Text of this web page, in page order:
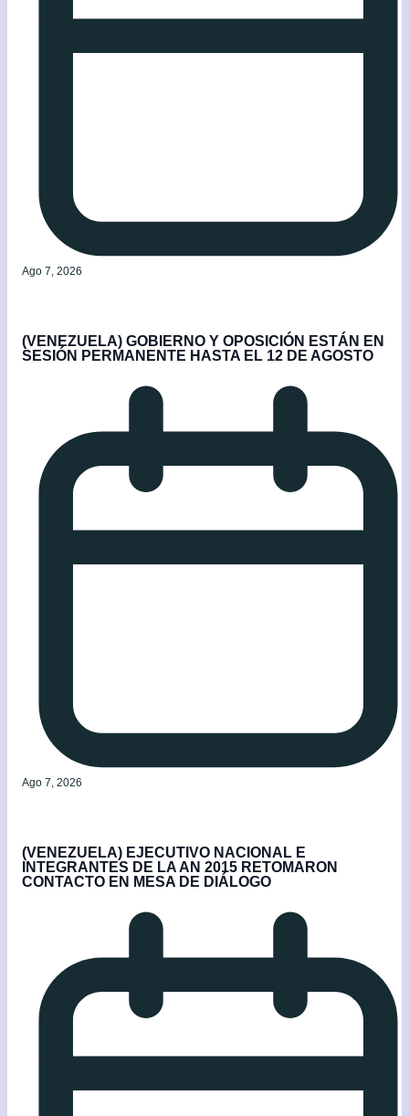
Ago 7, 2026
(VENEZUELA) GOBIERNO Y OPOSICIÓN ESTÁN EN
SESIÓN PERMANENTE HASTA EL 12 DE AGOSTO
Ago 7, 2026
(VENEZUELA) EJECUTIVO NACIONAL E
INTEGRANTES DE LA AN 2015 RETOMARON
CONTACTO EN MESA DE DIÁLOGO